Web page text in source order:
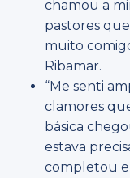
chamou a
pastores
muito
Ribamar.
“Me senti
clamores
básica
estava
completou